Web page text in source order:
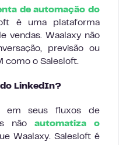
de automação do
é uma plataforma
vendas. Waalaxy não
previsão ou
como o Salesloft.
LinkedIn?
em seus fluxos de
não automatiza o
Waalaxy. Salesloft é